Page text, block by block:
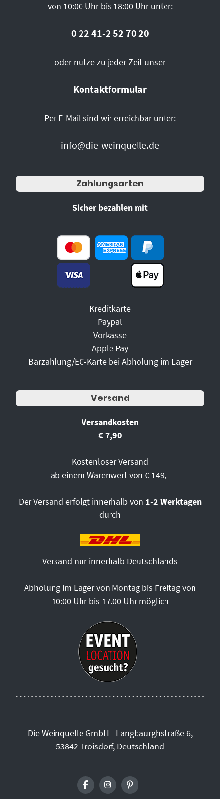
von 10:00 Uhr bis 18:00 Uhr unter:
0 22 41-2 52 70 20
oder nutze zu jeder Zeit unser
Kontaktformular
Per E-Mail sind wir erreichbar unter:
info@die-weinquelle.de
Zahlungsarten
Sicher bezahlen mit
Kreditkarte
Paypal
Vorkasse
Apple Pay
Barzahlung/EC-Karte bei Abholung im Lager
Versand
Versandkosten
€ 7,90
Kostenloser Versand
ab einem Warenwert von € 149,-
Der Versand erfolgt innerhalb von 1-2 Werktagen
durch
Versand nur innerhalb Deutschlands
Abholung im Lager von Montag bis Freitag von
10:00 Uhr bis 17.00 Uhr möglich
Die Weinquelle GmbH - Langbaurghstraße 6,
53842 Troisdorf, Deutschland